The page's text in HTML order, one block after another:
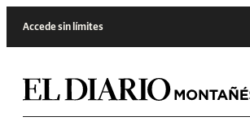
Accede sin límites